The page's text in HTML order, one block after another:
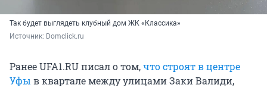
Так будет выглядеть клубный дом ЖК «Классика»
Источник: Domclick.ru
Ранее UFA1.RU писал о том,что строят в центре
Уфы в квартале между улицами Заки Валиди,